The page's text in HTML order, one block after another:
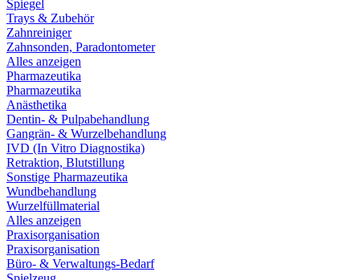
Spiegel
Trays & Zubehör
Zahnreiniger
Zahnsonden, Paradontometer
Alles anzeigen
Pharmazeutika
Pharmazeutika
Anästhetika
Dentin- & Pulpabehandlung
Gangrän- & Wurzelbehandlung
IVD (In Vitro Diagnostika)
Retraktion, Blutstillung
Sonstige Pharmazeutika
Wundbehandlung
Wurzelfüllmaterial
Alles anzeigen
Praxisorganisation
Praxisorganisation
Büro- & Verwaltungs-Bedarf